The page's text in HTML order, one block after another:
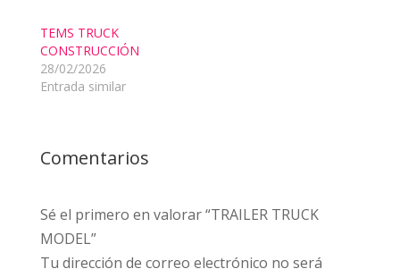
TEMS TRUCK
CONSTRUCCIÓN
28/02/2026
Entrada similar
Comentarios
Sé el primero en valorar “TRAILER TRUCK
MODEL”
Tu dirección de correo electrónico no será